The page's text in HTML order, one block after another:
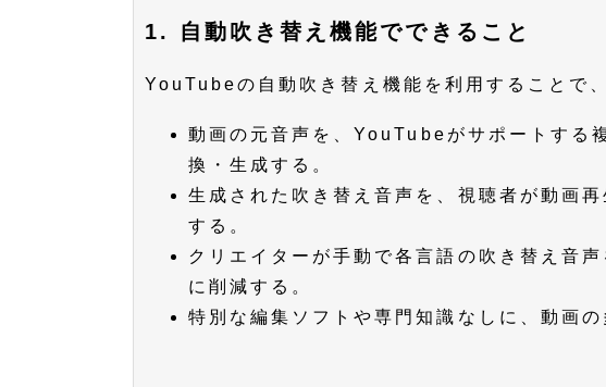
1. 自動吹き替え機能でできること
YouTubeの自動吹き替え機能を利用することで
動画の元音声を、YouTubeがサポートする
換・生成する。
生成された吹き替え音声を、視聴者が動画
する。
クリエイターが手動で各言語の吹き替え音
に削減する。
特別な編集ソフトや専門知識なしに、動画の